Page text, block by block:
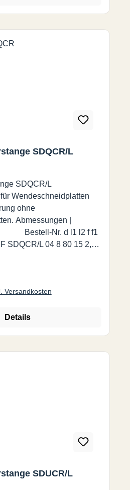
SDQCR/L
SDQCR/L
Wendeschneidplatten
ohne
|
l1 l2 f f1
Versandkosten
Details
SDUCR/L